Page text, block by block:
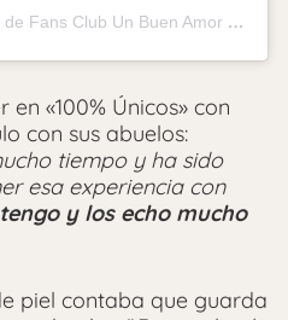
Una publicación compartida de Fans Club Un Buen Amor ♡ | Pablo Alborán (@unbuenamorfc)
«100% Únicos» con
con sus abuelos:
tiempo y ha sido
esa experiencia con
y los echo mucho
piel contaba que guarda